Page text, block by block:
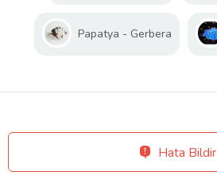
Papatya - Gerbera
Hata Bildir